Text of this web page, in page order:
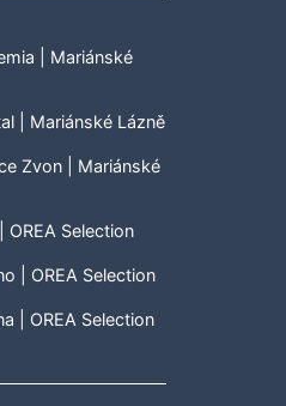
| Mariánské
| Mariánské Lázně
Zvon | Mariánské
OREA Selection
| OREA Selection
| OREA Selection